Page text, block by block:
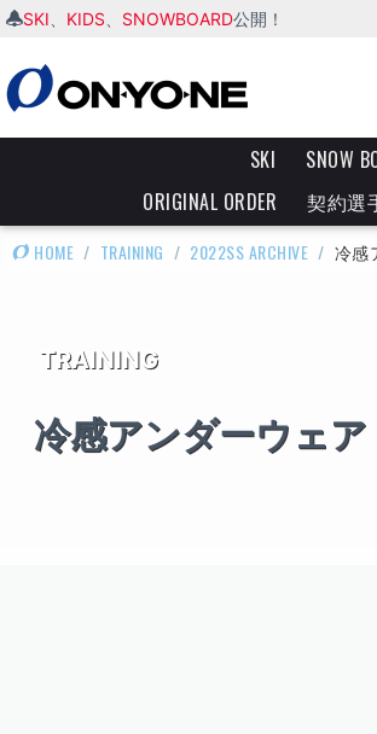
SKI KIDS SNOWBOARD公開！
SKI SNOW
ORIGINAL ORDER
契約選
HOME / TRAINING / 2022SS ARCHIVE / 冷感
TRAINING
冷感アンダーウェア